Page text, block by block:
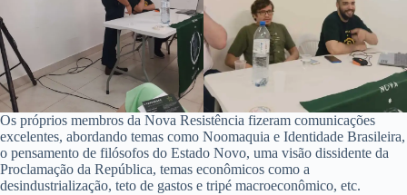
Os próprios membros da Nova Resistência fizeram comunicações
excelentes, abordando temas como Noomaquia e Identidade Brasileira,
o pensamento de filósofos do Estado Novo, uma visão dissidente da
Proclamação da República, temas econômicos como a
desindustrialização, teto de gastos e tripé macroeconômico, etc.